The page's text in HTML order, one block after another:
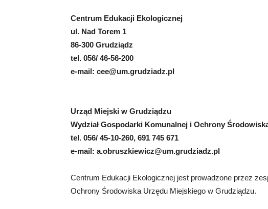
Centrum Edukacji Ekologicznej
ul. Nad Torem 1
86-300 Grudziądz
tel. 056/ 46-56-200
e-mail: cee@um.grudziadz.pl
Urząd Miejski w Grudziądzu
Wydział Gospodarki Komunalnej i Ochrony
tel. 056/ 45-10-260, 691 745 671
e-mail: a.obruszkiewicz@um.grudziadz.pl
Centrum Edukacji Ekologicznej jest prowadzone przez
Ochrony Środowiska Urzędu Miejskiego w Grudziądzu.